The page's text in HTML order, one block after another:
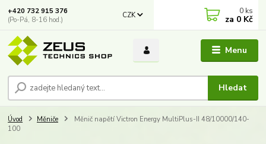
Menu
CZK
Hledat
+420 732 915 376
(Po-Pá, 8-16 hod.)
0 ks
za 0 Kč
Úvod Měniče
Měnič napětí Victron Energy MultiPlus-II 48/10000/140-
100